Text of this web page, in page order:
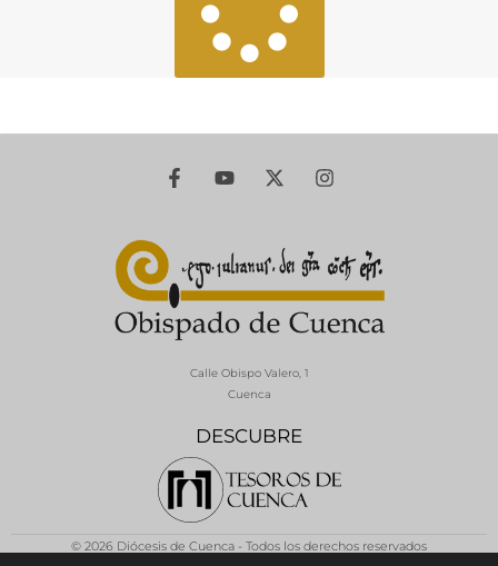
DESCUBRE
Calle Obispo Valero, 1
Cuenca
© 2026 Diócesis de Cuenca - Todos los derechos reservados